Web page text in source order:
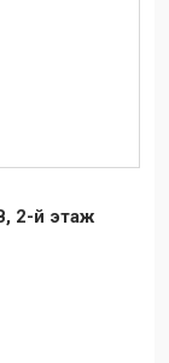
2-й этаж